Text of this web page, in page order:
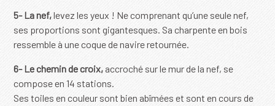
5-La nef,levez les yeux ! Ne comprenant qu’une seule nef,
ses proportions sont gigantesques. Sa charpente en bois
ressemble à une coque de navire retournée.
6-Le chemin de croix,accroché sur le mur de la nef, se
compose en 14 stations.
Ses toiles en couleur sont bien abîmées et sont en cours de